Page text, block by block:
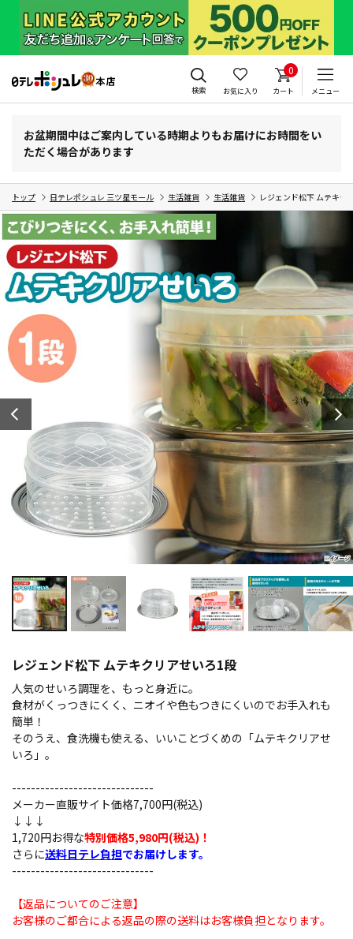
検索 お気に入り
0
カート メニュー
お盆期間中はご案内している時期よりもお届けにお時間をい
ただく場合があります
トップ 日テレポシュレ 三ツ星モール 生活雑貨 生活雑貨 レジェンド松下 ムテキク
レジェンド松下 ムテキクリアせいろ1段
人気のせいろ調理を、もっと身近に。
食材がくっつきにくく、ニオイや色もつきにくいのでお手入れも
簡単！
そのうえ、食洗機も使える、いいことづくめの「ムテキクリアせ
いろ」。
------------------------------
メーカー直販サイト価格7,700円(税込)
↓↓↓
1,720円お得な特別価格5,980円(税込)！
さらに送料日テレ負担でお届けします。
------------------------------
【返品についてのご注意】
お客様のご都合による返品の際の送料はお客様負担となります。